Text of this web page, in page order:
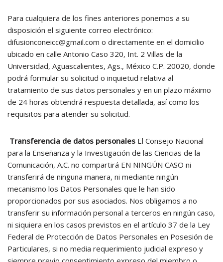
Para cualquiera de los fines anteriores ponemos a su
disposición el siguiente correo electrónico:
difusionconeicc@gmail.com o directamente en el domicilio
ubicado en calle Antonio Caso 320, Int. 2 Villas de la
Universidad, Aguascalientes, Ags., México C.P. 20020, donde
podrá formular su solicitud o inquietud relativa al
tratamiento de sus datos personales y en un plazo máximo
de 24 horas obtendrá respuesta detallada, así como los
requisitos para atender su solicitud.
Transferencia de datos personales El Consejo Nacional
para la Enseñanza y la Investigación de las Ciencias de la
Comunicación, A.C. no compartirá EN NINGÚN CASO ni
transferirá de ninguna manera, ni mediante ningún
mecanismo los Datos Personales que le han sido
proporcionados por sus asociados. Nos obligamos a no
transferir su información personal a terceros en ningún caso,
ni siquiera en los casos previstos en el artículo 37 de la Ley
Federal de Protección de Datos Personales en Posesión de
Particulares, si no media requerimiento judicial expreso y